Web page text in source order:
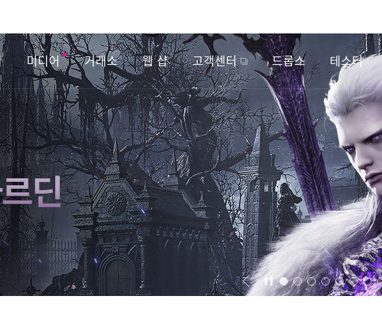
미디어 거래소 웹 샵 고객센터 드롭스 테스터